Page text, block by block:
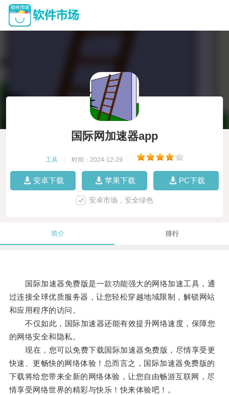
国际网加速器app
工具 时间：2024-12-29
安卓下载 苹果下载 PC下载
安卓市场，安全绿色
简介 排行
国际加速器免费版是一款功能强大的网络加速工具，通
过连接全球优质服务器，让您轻松穿越地域限制，解锁网站
和应用程序的访问。
不仅如此，国际加速器还能有效提升网络速度，保障您
的网络安全和隐私。
现在，您可以免费下载国际加速器免费版，尽情享受更
快速、更畅快的网络体验！总而言之，国际加速器免费版的
下载将给您带来全新的网络体验，让您自由畅游互联网，尽
情享受网络世界的精彩与快乐！快来体验吧！。